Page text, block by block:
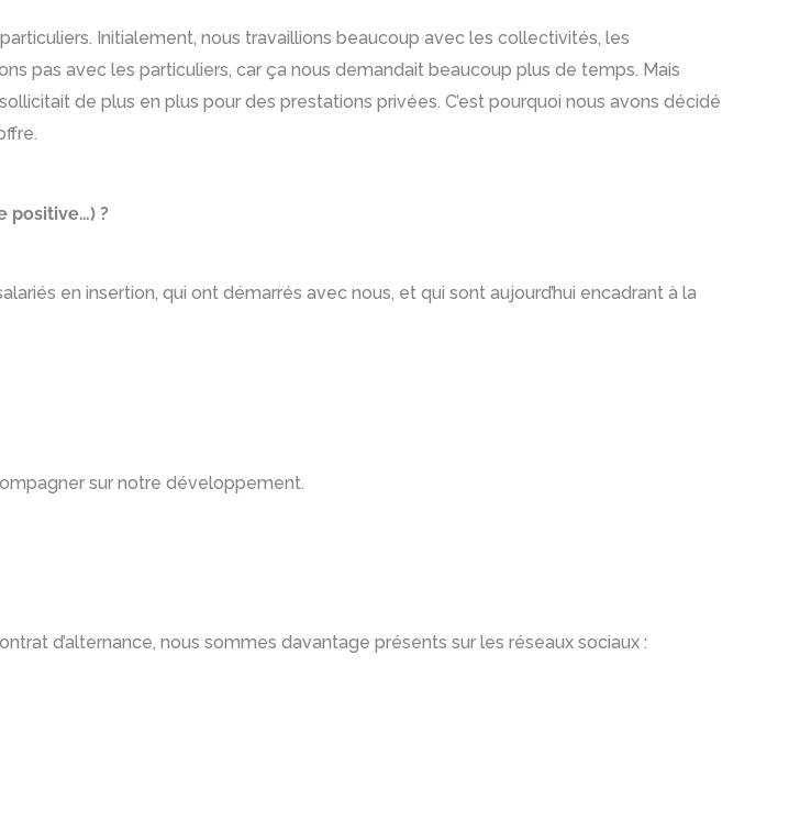
Initialement, nous travaillions beaucoup avec les collectivités, les
pas avec les particuliers, car ça nous demandait beaucoup plus de temps. Mais
de plus en plus pour des prestations privées. C’est pourquoi nous avons décidé
positive…) ?
en insertion, qui ont démarrés avec nous, et qui sont aujourd’hui encadrant à la
sur notre développement.
d’alternance, nous sommes davantage présents sur les réseaux sociaux :